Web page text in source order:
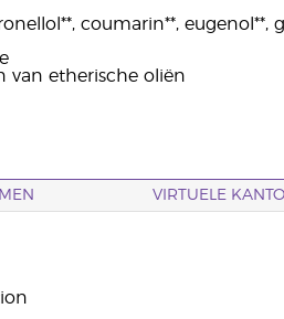
coumarin**, eugenol**,
van etherische oliën
VIRTUELE